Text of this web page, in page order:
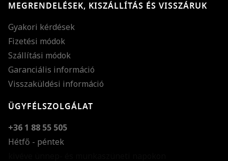
MEGRENDELÉSEK, KISZÁLLÍTÁS ÉS VISSZÁRUK
Gyakori kérdések
Fizetési módok
Szállítási módok
Garanciális információ
Visszaküldési információ
ÜGYFÉLSZOLGÁLAT
+36 1 88 55 505
Hétfő - péntek